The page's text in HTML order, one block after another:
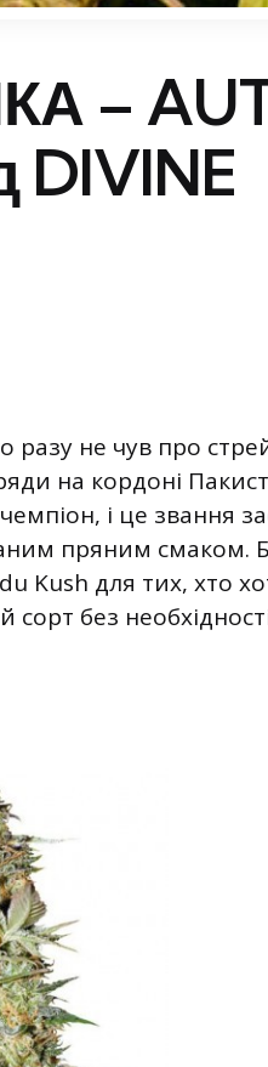
–
DIVINE
разу не чув про
на кордоні
і це звання
пряним смаком.
Kush для тих, хто
без